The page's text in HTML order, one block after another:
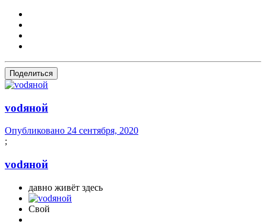
Поделиться
vоdяной
Опубликовано 24 сентября, 2020
;
vоdяной
давно живёт здесь
Свой